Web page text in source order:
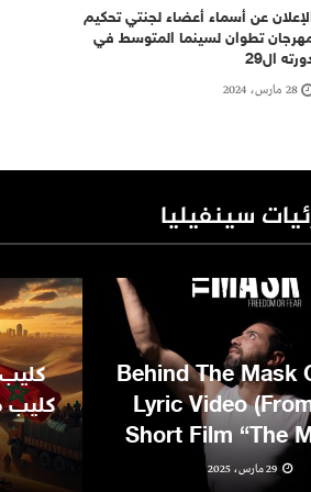
عن أسماء أعضاء لجنتي تحكيم
تطوان لسينما المتوسط في
ال29
28 مارس، 2024
سينفيليا
Behind The Mask
Lyric Video
Short Film “The
29 مارس، 2025
كليب